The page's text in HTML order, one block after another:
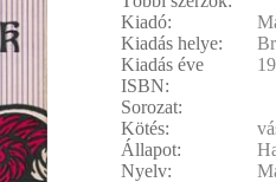
Kiadó:
Kiadás helye:
Kiadás éve
ISBN:
Sorozat:
Kötés:
Állapot:
Nyelv: